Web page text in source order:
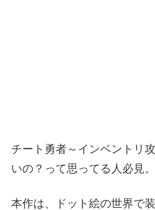
チート勇者～インベントリ
いの？って思ってる人必見。
本作は、ドット絵の世界で